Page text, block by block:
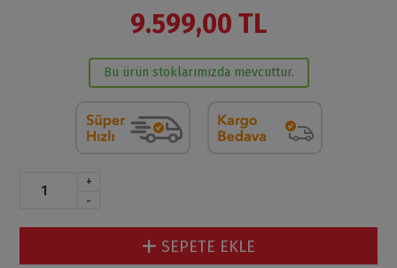
9.599,00 TL
Bu ürün stoklarımızda mevcuttur.
+
-
SEPETE EKLE